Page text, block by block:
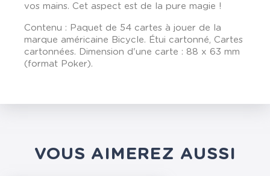
vos mains. Cet aspect est de la pure magie !
Contenu : Paquet de 54 cartes à jouer de la
marque américaine Bicycle. Étui cartonné, Cartes
cartonnées. Dimension d'une carte : 88 x 63 mm
(format Poker).
VOUS AIMEREZ AUSSI